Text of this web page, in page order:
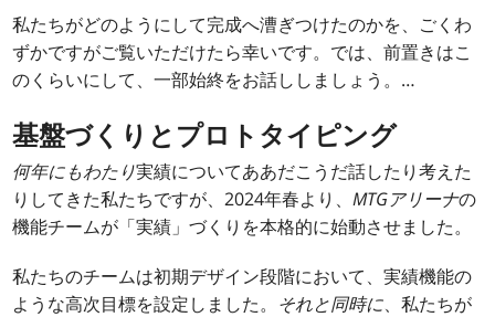
私たちがどのようにして完成へ漕ぎつけたのかを、ごくわ
ずかですがご覧いただけたら幸いです。では、前置きはこ
のくらいにして、一部始終をお話ししましょう。…
基盤づくりとプロトタイピング
何年にもわたり実績についてああだこうだ話したり考えた
りしてきた私たちですが、2024年春より、MTGアリーナの
機能チームが「実績」づくりを本格的に始動させました。
私たちのチームは初期デザイン段階において、実績機能の
ような高次目標を設定しました。 それと同時に、私たちが